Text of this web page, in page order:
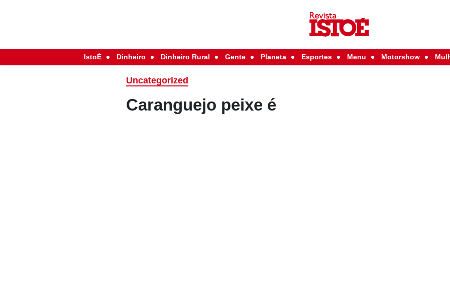
IstoÉ Dinheiro Dinheiro Rural Gente Planeta Esportes Menu Motorshow
Uncategorized
Caranguejo peixe é